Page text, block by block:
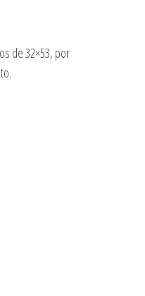
de 32×53, por